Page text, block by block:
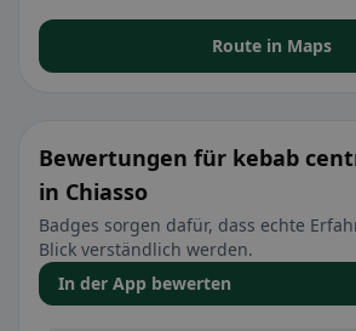
Route in Maps
Bewertungen für kebab
in Chiasso
Badges sorgen dafür, dass echte
Blick verständlich werden.
In der App bewerten